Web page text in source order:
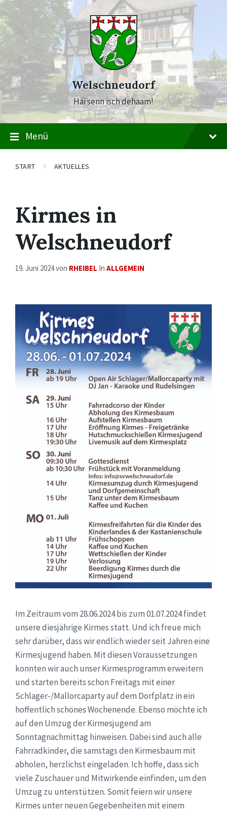
Skip
to
content
Skip
to
main
navigation
Skip
to
footer
Welschneudorf
Häi senn isch dehaam!
Menü
START AKTUELLES
Kirmes in
Welschneudorf
19. Juni 2024von RHEIBEL In ALLGEMEIN
Im Zeitraum vom 28.06.2024 bis zum 01.07.2024 findet
unsere diesjährige Kirmes statt. Und ich freue mich
sehr darüber, dass wir endlich wieder seit Jahren eine
Kirmesjugend haben. Mit diesen Voraussetzungen
konnten wir auch unser Kirmesprogramm erweitern
und starten bereits schon Freitags mit einer
Schlager-/Mallorcaparty auf dem Dorfplatz in ein
hoffentlich schönes Wochenende. Ebenso möchte ich
auf den Umzug der Kirmesjugend am
Sonntagnachmittag hinweisen. Dabei sind auch alle
Fahrradkinder, die samstags den Kirmesbaum mit
abholen, herzlichst eingeladen. Ich hoffe, dass sich
viele Zuschauer und Mitwirkende einfinden, um den
Umzug zu unterstützen. Somit feiern wir unsere
Kirmes unter neuen Gegebenheiten mit einem